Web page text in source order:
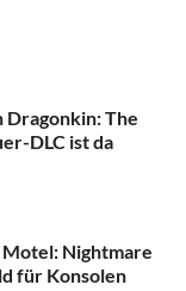
Dragonkin: The
DLC ist da
Nightmare
für Konsolen